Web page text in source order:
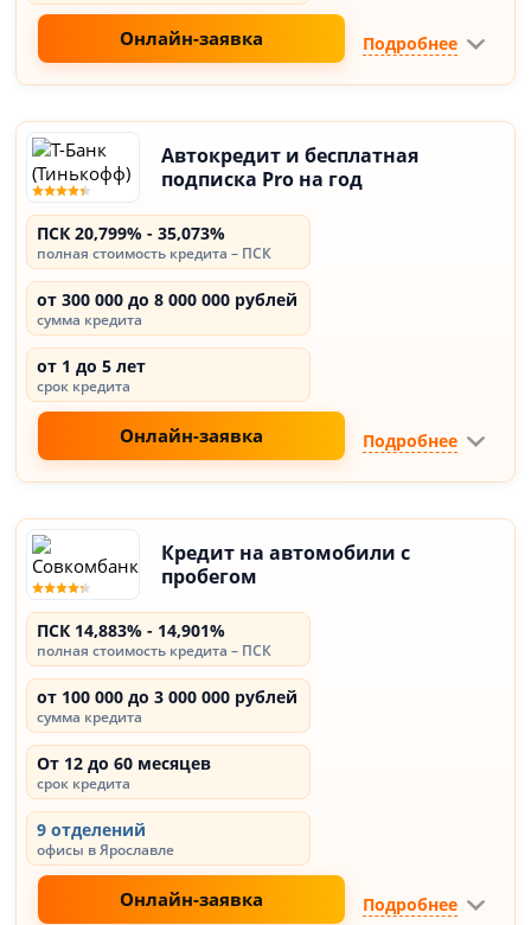
Онлайн-заявка Подробнее
Автокредит и бесплатная
подписка Pro на год
ПСК 20,799% - 35,073%
полная стоимость кредита – ПСК
от 300 000 до 8 000 000 рублей
сумма кредита
от 1 до 5 лет
срок кредита
Онлайн-заявка Подробнее
Кредит на автомобили с
пробегом
ПСК 14,883% - 14,901%
полная стоимость кредита – ПСК
от 100 000 до 3 000 000 рублей
сумма кредита
От 12 до 60 месяцев
срок кредита
9 отделений
офисы в Ярославле
Онлайн-заявка Подробнее